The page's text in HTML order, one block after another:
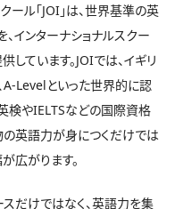
ル「JOI」は、世界基準の英
インターナショナルスクー
ています。JOIでは、イギリ
Levelといった世界的に認
検やIELTSなどの国際資格
の英語力が身につくだけでは
広がります。
だけではなく、英語力を集